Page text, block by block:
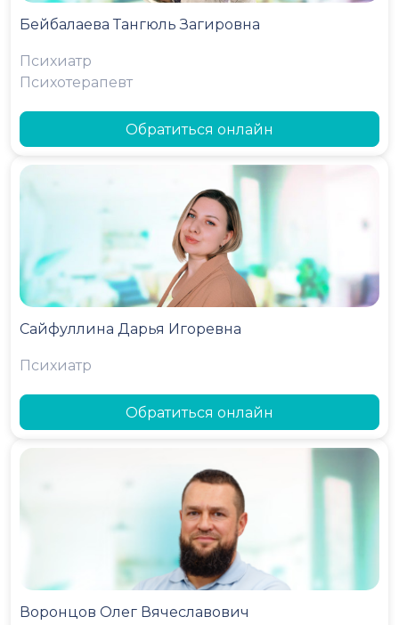
Бейбалаева Тангюль Загировна
Психиатр
Психотерапевт
Обратиться онлайн
Сайфуллина Дарья Игоревна
Психиатр
Обратиться онлайн
Воронцов Олег Вячеславович